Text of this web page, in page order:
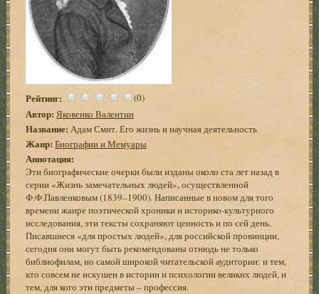
Рейтинг: (0)
Автор: Яковенко Валентин
Название: Адам Смит. Его жизнь и научная деятельность
Жанр: Биографии и Мемуары
Аннотация:
Эти биографические очерки были изданы около ста лет назад в
серии «Жизнь замечательных людей», осуществленной
Ф.Ф.Павленковым (1839–1900). Написанные в новом для того
времени жанре поэтической хроники и историко-культурного
исследования, эти тексты сохраняют ценность и по сей день.
Писавшиеся «для простых людей», для российской провинции,
сегодня они могут быть рекомендованы отнюдь не только
библиофилам, но самой широкой читательской аудитории: и тем,
кто совсем не искушен в истории и психологии великих людей, и
тем, для кого эти предметы – профессия.